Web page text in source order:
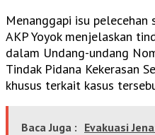
Menanggapi isu pelecehan
AKP Yoyok menjelaskan
dalam Undang-undang
Tindak Pidana Kekerasan
khusus terkait kasus
Baca Juga : Evakuasi